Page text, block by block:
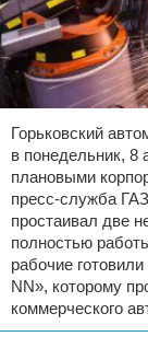
Горьковский
в понедельник, 8
плановыми
пресс-служба
простаивал две
полностью
рабочие
NN», которому
коммерческого